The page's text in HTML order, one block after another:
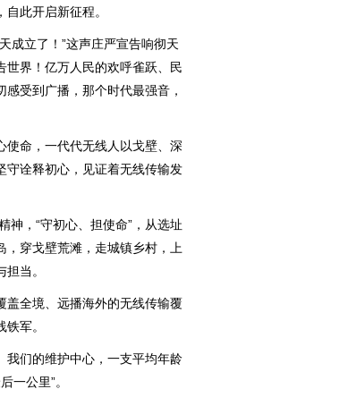
此开启新征程。
立了！”这声庄严宣告响彻天
世界！亿万人民的欢呼雀跃、民
受到广播，那个时代最强音，
命，一代代无线人以戈壁、深
守诠释初心，见证着无线传输发
，“守初心、担使命”，从选址
，穿戈壁荒滩，走城镇乡村，上
当。
全境、远播海外的无线传输覆
军。
们的维护中心，一支平均年龄
一公里”。